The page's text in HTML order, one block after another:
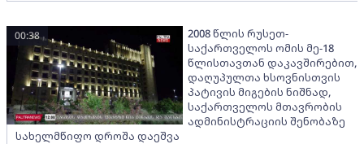
2008 წლის რუსეთ-
საქართველოს ომის მე-18
წლისთავთან დაკავშირებით,
დაღუპულთა ხსოვნისთვის
პატივის მიგების ნიშნად,
საქართველოს მთავრობის
ადმინისტრაციის შენობაზე
სახელმწიფო დროშა დაეშვა
00:38